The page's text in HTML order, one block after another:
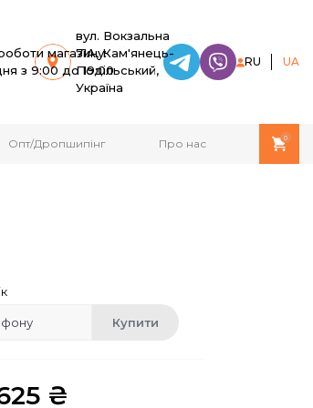
магазину:
з 9:00 до 19:00
вул. Вокзальна
71A, Кам'янець-
Подільський,
Україна
RU UA
Опт/Дропшипінг Про нас 0
Купити
₴